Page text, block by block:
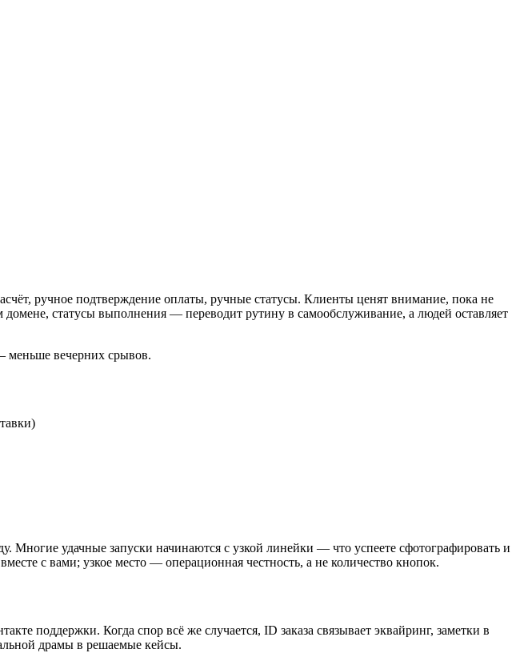
ручное подтверждение оплаты, ручные статусы. Клиенты ценят внимание, пока не
статусы выполнения — переводит рутину в самообслуживание, а людей оставляет
меньше вечерних срывов.
удачные запуски начинаются с узкой линейки — что успеете сфотографировать и
с вами; узкое место — операционная честность, а не количество кнопок.
поддержки. Когда спор всё же случается, ID заказа связывает эквайринг, заметки в
драмы в решаемые кейсы.